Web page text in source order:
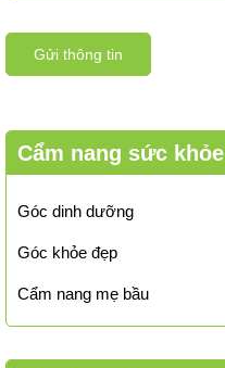
Gửi thông tin
Cẩm nang sức khỏe
Góc dinh dưỡng
Góc khỏe đẹp
Cẩm nang mẹ bầu